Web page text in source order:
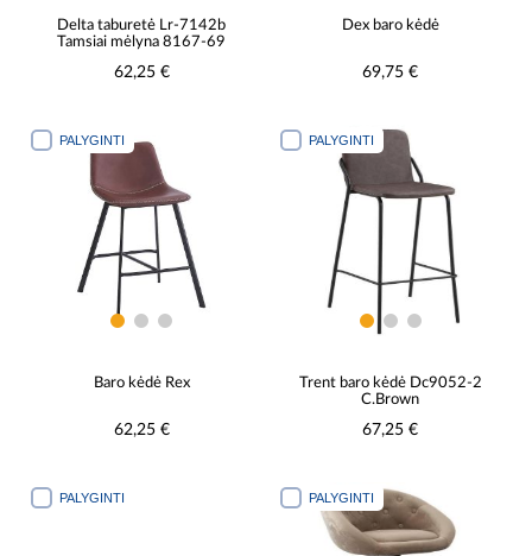
Delta taburetė Lr-7142b
Tamsiai mėlyna 8167-69
62,25 €
Dex baro kėdė
69,75 €
PALYGINTI
Baro kėdė Rex
62,25 €
PALYGINTI
Trent baro kėdė Dc9052-2
C.Brown
67,25 €
PALYGINTI PALYGINTI